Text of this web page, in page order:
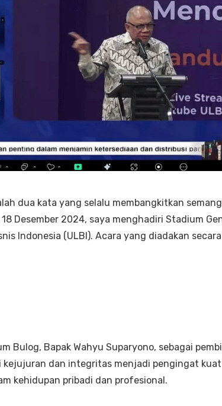
dua kata yang selalu membangkitkan
Desember 2024, saya menghadiri Stadium
Indonesia (ULBI). Acara yang diadakan
Bulog, Bapak Wahyu Suparyono, sebagai
dan integritas menjadi pengingat
kehidupan pribadi dan profesional.